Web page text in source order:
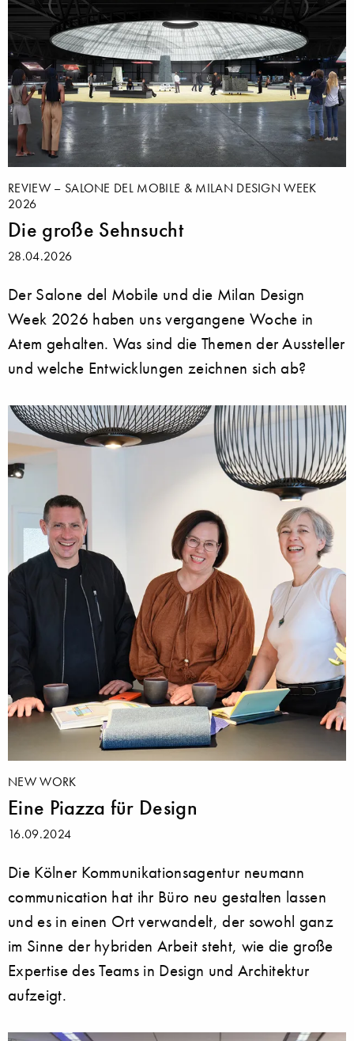
REVIEW – SALONE DEL MOBILE & MILAN DESIGN WEEK
2026
Die große Sehnsucht
28.04.2026
Der Salone del Mobile und die Milan Design
Week 2026 haben uns vergangene Woche in
Atem gehalten. Was sind die Themen der Aussteller
und welche Entwicklungen zeichnen sich ab?
NEW WORK
Eine Piazza für Design
16.09.2024
Die Kölner Kommunikationsagentur neumann
communication hat ihr Büro neu gestalten lassen
und es in einen Ort verwandelt, der sowohl ganz
im Sinne der hybriden Arbeit steht, wie die große
Expertise des Teams in Design und Architektur
aufzeigt.